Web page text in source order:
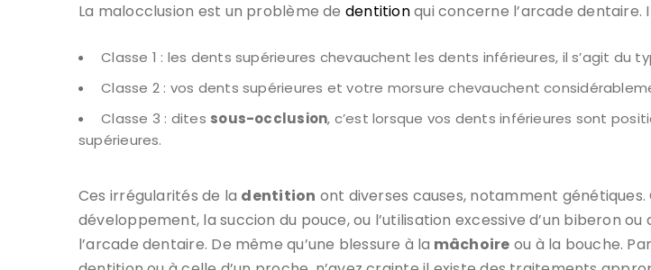
La malocclusion est un problème de dentitionqui concerne l’arcade dentaire.
Classe 1 : les dents supérieures chevauchent les dents inférieures, il s’agit du
Classe 2 : vos dents supérieures et votre morsure chevauchent
Classe 3 : dites sous-occlusion, c’est lorsque vos dents inférieures sont
supérieures.
Ces irrégularités de la dentition ont diverses causes, notamment génétiques.
développement, la succion du pouce, ou l’utilisation excessive d’un biberon
l’arcade dentaire. De même qu’une blessure à la mâchoire ou à la bouche.